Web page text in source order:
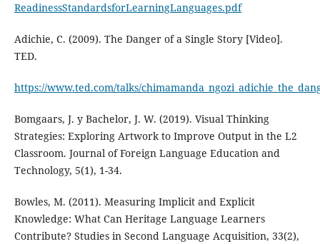
ReadinessStandardsforLearningLanguages.pdf
Adichie, C. (2009). The Danger of a Single Story [Video].
TED.
https://www.ted.com/talks/
Bomgaars, J. y Bachelor, J. W. (2019). Visual Thinking
Strategies: Exploring Artwork to Improve Output in the L2
Classroom. Journal of Foreign Language Education and
Technology, 5(1), 1-34.
Bowles, M. (2011). Measuring Implicit and Explicit
Knowledge: What Can Heritage Language Learners
Contribute? Studies in Second Language Acquisition, 33(2),